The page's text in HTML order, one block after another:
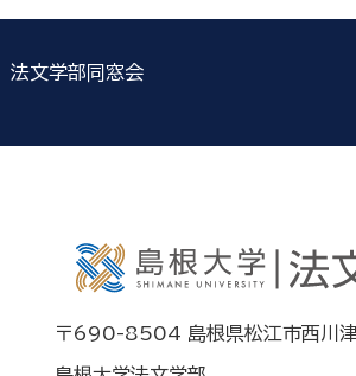
法文学部同窓会
〒690-8504 島根県松江市西川